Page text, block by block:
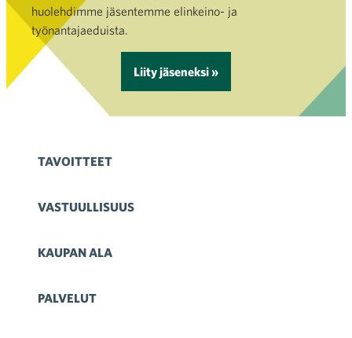
huolehdimme jäsentemme elinkeino- ja
työnantajaeduista.
Liity jäseneksi »
TAVOITTEET
VASTUULLISUUS
KAUPAN ALA
PALVELUT